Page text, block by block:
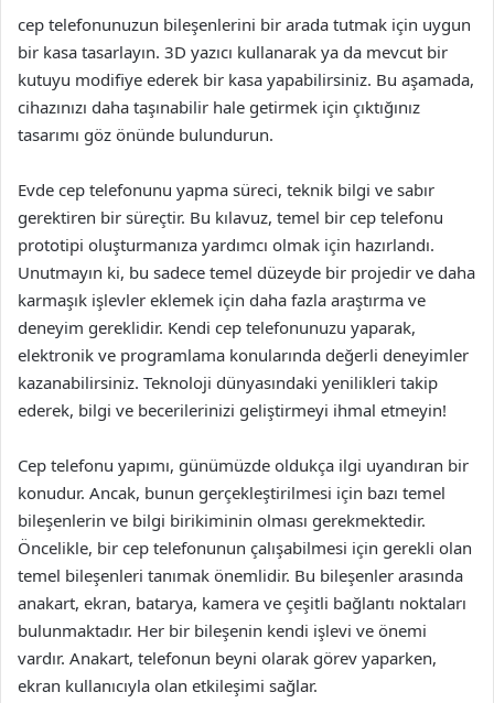
cep telefonunuzun bileşenlerini bir arada tutmak için uygun
bir kasa tasarlayın. 3D yazıcı kullanarak ya da mevcut bir
kutuyu modifiye ederek bir kasa yapabilirsiniz. Bu aşamada,
cihazınızı daha taşınabilir hale getirmek için çıktığınız
tasarımı göz önünde bulundurun.
Evde cep telefonunu yapma süreci, teknik bilgi ve sabır
gerektiren bir süreçtir. Bu kılavuz, temel bir cep telefonu
prototipi oluşturmanıza yardımcı olmak için hazırlandı.
Unutmayın ki, bu sadece temel düzeyde bir projedir ve daha
karmaşık işlevler eklemek için daha fazla araştırma ve
deneyim gereklidir. Kendi cep telefonunuzu yaparak,
elektronik ve programlama konularında değerli deneyimler
kazanabilirsiniz. Teknoloji dünyasındaki yenilikleri takip
ederek, bilgi ve becerilerinizi geliştirmeyi ihmal etmeyin!
Cep telefonu yapımı, günümüzde oldukça ilgi uyandıran bir
konudur. Ancak, bunun gerçekleştirilmesi için bazı temel
bileşenlerin ve bilgi birikiminin olması gerekmektedir.
Öncelikle, bir cep telefonunun çalışabilmesi için gerekli olan
temel bileşenleri tanımak önemlidir. Bu bileşenler arasında
anakart, ekran, batarya, kamera ve çeşitli bağlantı noktaları
bulunmaktadır. Her bir bileşenin kendi işlevi ve önemi
vardır. Anakart, telefonun beyni olarak görev yaparken,
ekran kullanıcıyla olan etkileşimi sağlar.